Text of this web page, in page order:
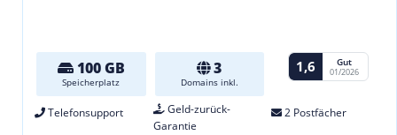
100 GB
Speicherplatz
3
Domains inkl.
1,6 Gut
01/2026
Telefonsupport
Geld-zurück-
Garantie
2 Postfächer